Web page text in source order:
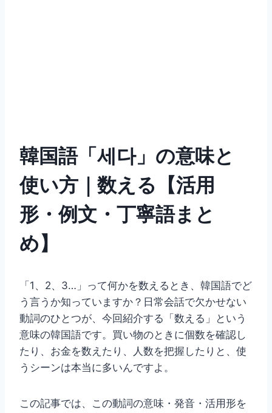
韓国語「세다」の意味と
使い方｜数える【活用
形・例文・丁寧語まと
め】
「1、2、3…」って何かを数えるとき、韓国語でど
う言うか知っていますか？日常会話で欠かせない
動詞のひとつが、今回紹介する「数える」という
意味の韓国語です。買い物のときに個数を確認し
たり、お金を数えたり、人数を把握したりと、使
うシーンは本当に多いんですよ。
この記事では、この動詞の意味・発音・活用形を